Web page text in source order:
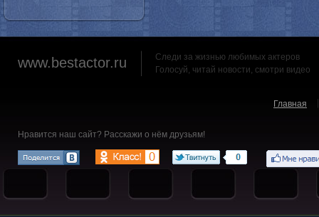
www.bestactor.ru
Следи за жизнью любимых актеров
Голосуй, читай новости, смотри видео
Главная
Нравится наш сайт? Расскажи о нём друзьям!